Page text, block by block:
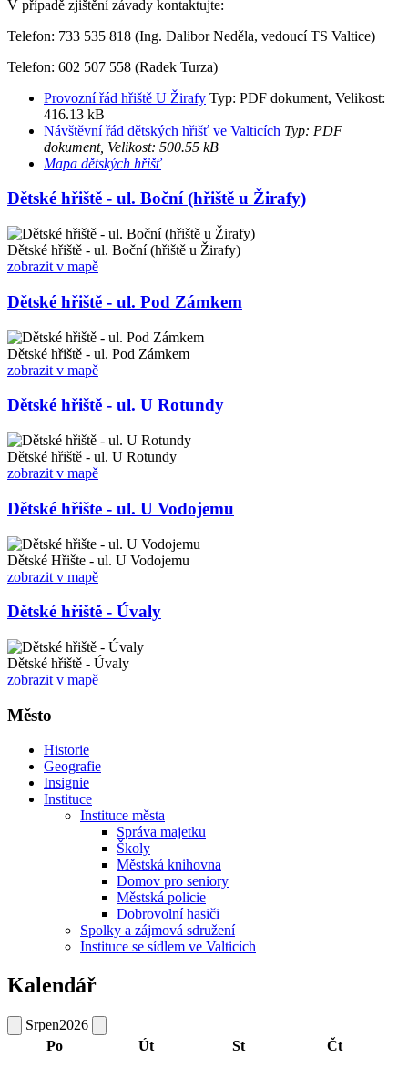
V případě zjištění závady kontaktujte:
Telefon: 733 535 818 (Ing. Dalibor Neděla, vedoucí TS Valtice)
Telefon: 602 507 558 (Radek Turza)
Provozní řád hřiště U Žirafy Typ: PDF dokument, Velikost:
416.13 kB
Návštěvní řád dětských hřišť ve Valticích Typ: PDF
dokument, Velikost: 500.55 kB
Mapa dětských hřišť
Dětské hřiště - ul. Boční (hřiště u Žirafy)
Dětské hřiště - ul. Boční (hřiště u Žirafy)
zobrazit v mapě
Dětské hřiště - ul. Pod Zámkem
Dětské hřiště - ul. Pod Zámkem
zobrazit v mapě
Dětské hřiště - ul. U Rotundy
Dětské hřiště - ul. U Rotundy
zobrazit v mapě
Dětské hřište - ul. U Vodojemu
Dětské Hřište - ul. U Vodojemu
zobrazit v mapě
Dětské hřiště - Úvaly
Dětské hřiště - Úvaly
zobrazit v mapě
Město
Historie
Geografie
Insignie
Instituce
Instituce města
Správa majetku
Školy
Městská knihovna
Domov pro seniory
Městská policie
Dobrovolní hasiči
Spolky a zájmová sdružení
Instituce se sídlem ve Valticích
Kalendář
Srpen2026
Po
Út St Čt